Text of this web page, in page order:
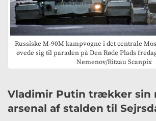
Russiske M-90M kampvogne i det centrale
øvede sig til paraden på Den Røde Plads
Nemenov/Ritzau Scanpix
Vladimir Putin trækker sin
arsenal af stalden til